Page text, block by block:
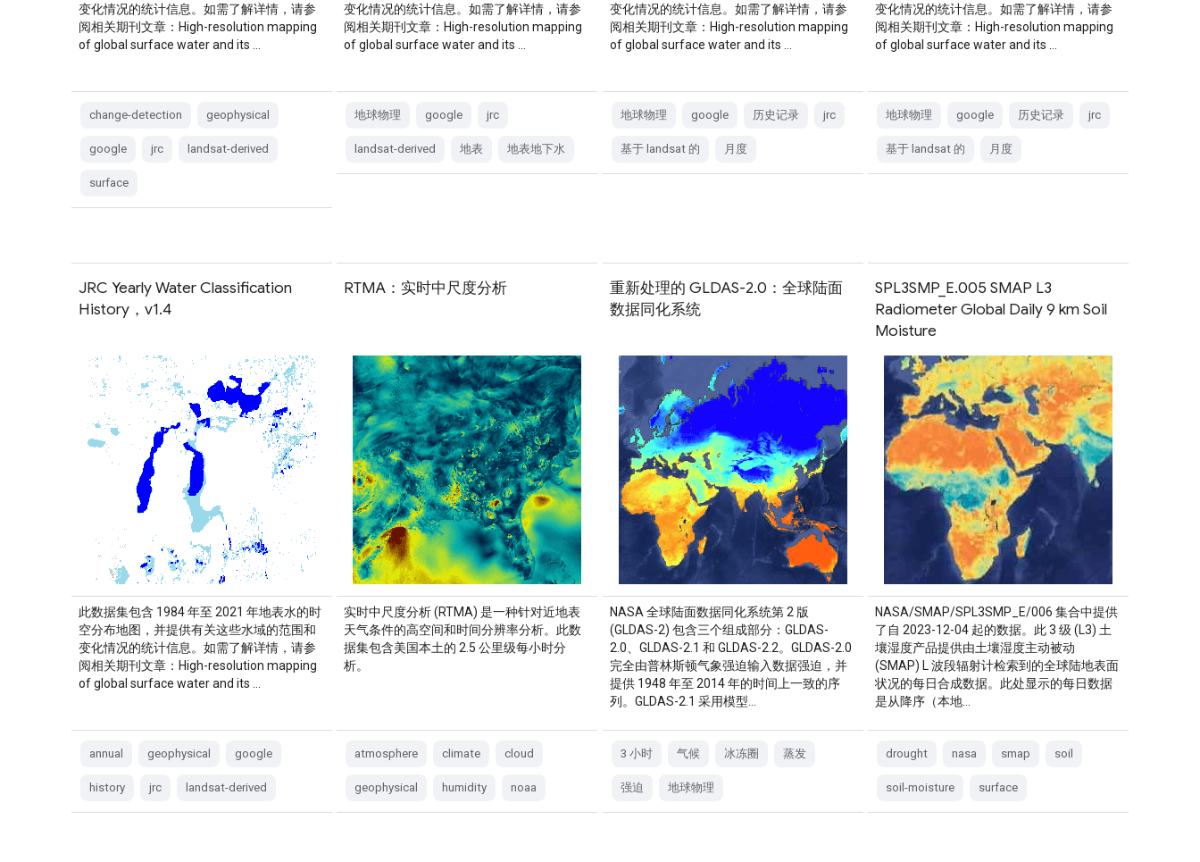
变化情况的统计信息。如需了解详情，请参
阅相关期刊文章：High-resolution mapping
of global surface water and its …
change-detection geophysical
google jrc landsat-derived
surface
变化情况的统计信息。如需了解详情，请参
阅相关期刊文章：High-resolution mapping
of global surface water and its …
地球物理 google jrc
landsat-derived 地表 地表地下水
变化情况的统计信息。如需了解详情，请参
阅相关期刊文章：High-resolution mapping
of global surface water and its …
地球物理 google 历史记录 jrc
基于 landsat 的 月度
变化情况的统计信息。如需了解详情，请参
阅相关期刊文章：High-resolution mapping
of global surface water and its …
地球物理 google 历史记录 jrc
基于 landsat 的 月度
JRC Yearly Water Classification
History，v1.4
此数据集包含 1984 年至 2021 年地表水的时
空分布地图，并提供有关这些水域的范围和
变化情况的统计信息。如需了解详情，请参
阅相关期刊文章：High-resolution mapping
of global surface water and its …
annual geophysical google
history jrc landsat-derived
RTMA：实时中尺度分析
实时中尺度分析 (RTMA) 是一种针对近地表
天气条件的高空间和时间分辨率分析。此数
据集包含美国本土的 2.5 公里级每小时分
析。
atmosphere climate cloud
geophysical humidity noaa
重新处理的 GLDAS-2.0：全球陆面
数据同化系统
NASA 全球陆面数据同化系统第 2 版
(GLDAS-2) 包含三个组成部分：GLDAS-
2.0、GLDAS-2.1 和 GLDAS-2.2。GLDAS-2.0
完全由普林斯顿气象强迫输入数据强迫，并
提供 1948 年至 2014 年的时间上一致的序
列。GLDAS-2.1 采用模型…
3 小时 气候 冰冻圈 蒸发
强迫 地球物理
SPL3SMP_E.005 SMAP L3
Radiometer Global Daily 9 km Soil
Moisture
NASA/SMAP/SPL3SMP_E/006 集合中提供
了自 2023-12-04 起的数据。此 3 级 (L3) 土
壤湿度产品提供由土壤湿度主动被动
(SMAP) L 波段辐射计检索到的全球陆地表面
状况的每日合成数据。此处显示的每日数据
是从降序（本地…
drought nasa smap soil
soil-moisture surface